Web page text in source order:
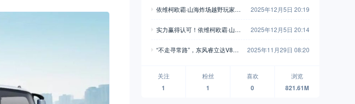
依维柯欧霸·山海炸场越野玩家车
2025年12月5日 20:19
实力赢得认可！依维柯欧霸·山海
2025年12月5日 20:14
“不走寻常路”，东风睿立达V8E
2025年11月29日 08:20
关注
1
粉丝
1
喜欢
0
浏览
821.61M